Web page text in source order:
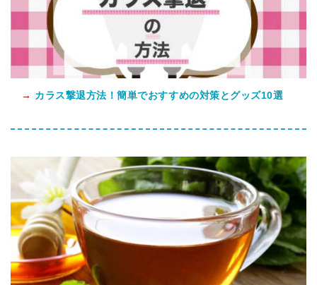
→ カラス撃退方法！簡単でおすすめの対策とグッズ10選